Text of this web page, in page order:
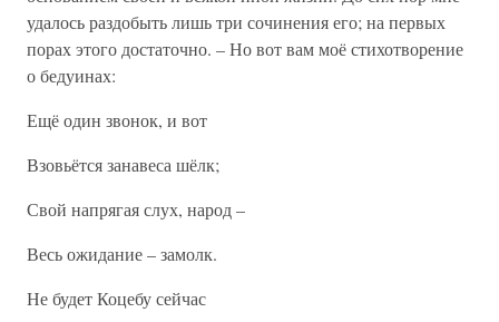
удалось раздобыть лишь три сочинения его; на первых
порах этого достаточно. – Но вот вам моё стихотворение
о бедуинах:
Ещё один звонок, и вот
Взовьётся занавеса шёлк;
Свой напрягая слух, народ –
Весь ожидание – замолк.
Не будет Коцебу сейчас